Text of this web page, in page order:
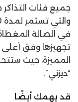
في الصالة المغطاة
تجهيزها وفق أعلى
المميزة، حيث
“ديزني”.
قد يهمك أيضًا